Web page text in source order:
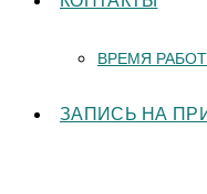
ВРЕМЯ
ЗАПИСЬ НА